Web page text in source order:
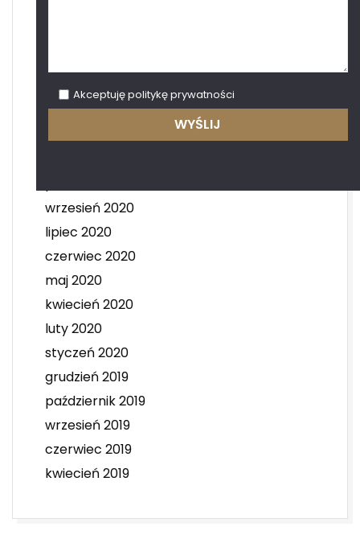
kwiecień 2021
styczeń 2021
wrzesień 2020
lipiec 2020
czerwiec 2020
maj 2020
kwiecień 2020
luty 2020
styczeń 2020
grudzień 2019
październik 2019
wrzesień 2019
czerwiec 2019
kwiecień 2019
Akceptujępolitykę prywatności